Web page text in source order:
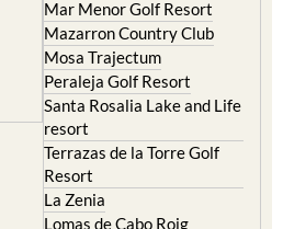
Mar Menor Golf Resort
Mazarron Country Club
Mosa Trajectum
Peraleja Golf Resort
Santa Rosalia Lake and Life
resort
Terrazas de la Torre Golf
Resort
La Zenia
Lomas de Cabo Roig